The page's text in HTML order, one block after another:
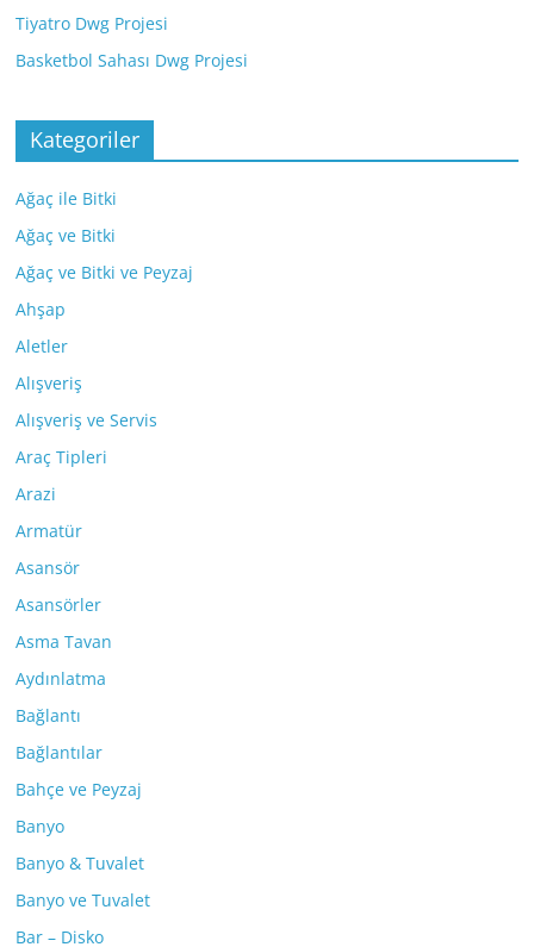
Tiyatro Dwg Projesi
Basketbol Sahası Dwg Projesi
Kategoriler
Ağaç ile Bitki
Ağaç ve Bitki
Ağaç ve Bitki ve Peyzaj
Ahşap
Aletler
Alışveriş
Alışveriş ve Servis
Araç Tipleri
Arazi
Armatür
Asansör
Asansörler
Asma Tavan
Aydınlatma
Bağlantı
Bağlantılar
Bahçe ve Peyzaj
Banyo
Banyo & Tuvalet
Banyo ve Tuvalet
Bar – Disko